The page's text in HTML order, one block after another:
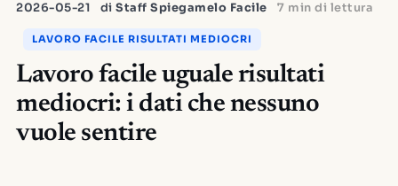
2026-05-21 di Staff Spiegamelo Facile 7 min di lettura
LAVORO FACILE RISULTATI MEDIOCRI
Lavoro facile uguale risultati
mediocri: i dati che nessuno
vuole sentire